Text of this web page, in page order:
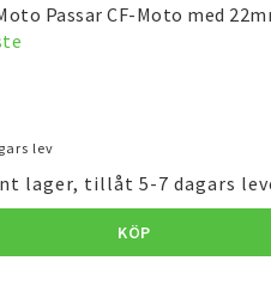
Passar CF-Moto med
lev
lager, tillåt 5-7 dagars
KÖP